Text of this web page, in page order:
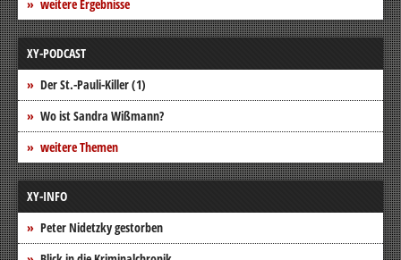
weitere Ergebnisse
XY-PODCAST
Der St.-Pauli-Killer (1)
Wo ist Sandra Wißmann?
weitere Themen
XY-INFO
Peter Nidetzky gestorben